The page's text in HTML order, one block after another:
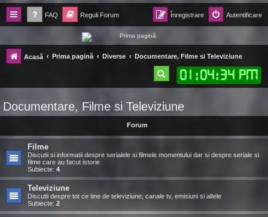
FAQ Reguli Forum Autentificare
Înregistrare
Forum Ecolomania™®
-= Idei pentru viitor =-
Acasă Prima pagină Diverse Documentare, Filme si Televiziune
01 :04:35 PM
ă
u
a
r
Documentare, Filme si Televiziune
Forum
Filme
Discutii si informatii despre serialele si filmele momentului dar si despre seriale si
filme care au facut istorie
Subiecte: 4
Televiziune
Discutii despre tot ce tine de televiziune; canale tv, emisiuni si altele
Subiecte: 2